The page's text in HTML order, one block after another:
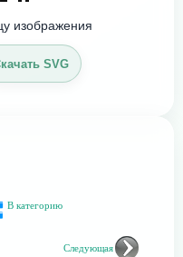
изображения
SVG
В категорию
Следующая